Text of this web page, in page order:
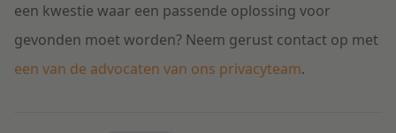
een kwestie waar een passende oplossing voor
gevonden moet worden? Neem gerust contact op met
een van de advocaten van ons privacyteam.